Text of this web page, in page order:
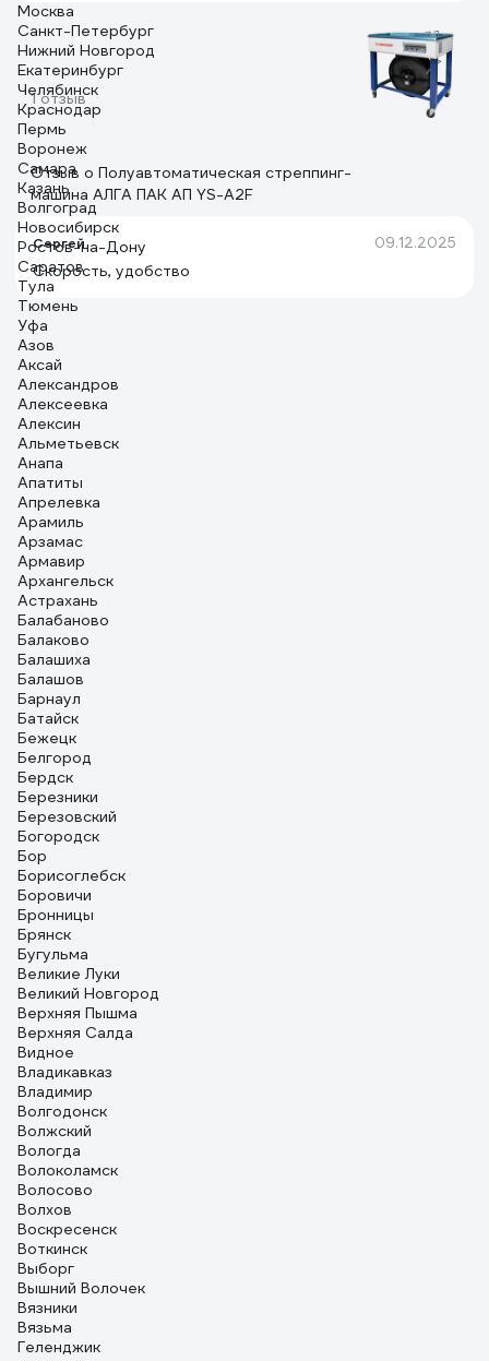
1 отзыв
Отзыв о Полуавтоматическая стреппинг-
машина АЛГА ПАК АП YS-A2F
Сергей 09.12.2025
Скорость, удобство
Москва
Санкт-Петербург
Нижний Новгород
Екатеринбург
Челябинск
Краснодар
Пермь
Воронеж
Самара
Казань
Волгоград
Новосибирск
Ростов-на-Дону
Саратов
Тула
Тюмень
Уфа
Азов
Аксай
Александров
Алексеевка
Алексин
Альметьевск
Анапа
Апатиты
Апрелевка
Арамиль
Арзамас
Армавир
Архангельск
Астрахань
Балабаново
Балаково
Балашиха
Балашов
Барнаул
Батайск
Бежецк
Белгород
Бердск
Березники
Березовский
Богородск
Бор
Борисоглебск
Боровичи
Бронницы
Брянск
Бугульма
Великие Луки
Великий Новгород
Верхняя Пышма
Верхняя Салда
Видное
Владикавказ
Владимир
Волгодонск
Волжский
Вологда
Волоколамск
Волосово
Волхов
Воскресенск
Воткинск
Выборг
Вышний Волочек
Вязники
Вязьма
Геленджик